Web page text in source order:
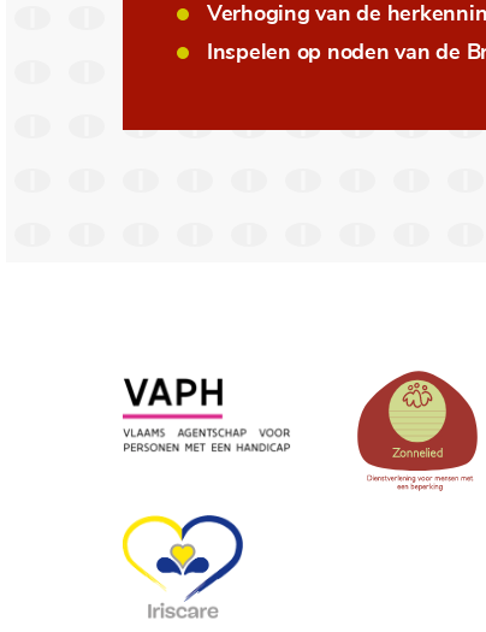
Verhoging van de
Inspelen op noden van de